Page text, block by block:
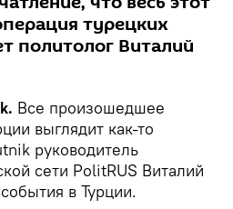
турецких
политолог Виталий
Все произошедшее
выглядит как-то
руководитель
сети PolitRUS Виталий
в Турции.